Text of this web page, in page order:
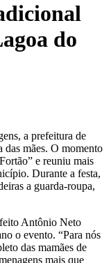
do
a prefeitura de
mães. O momento
e reuniu mais
Durante a festa,
a guarda-roupa,
Antônio Neto
o evento. “Para nós
das mamães de
mais que